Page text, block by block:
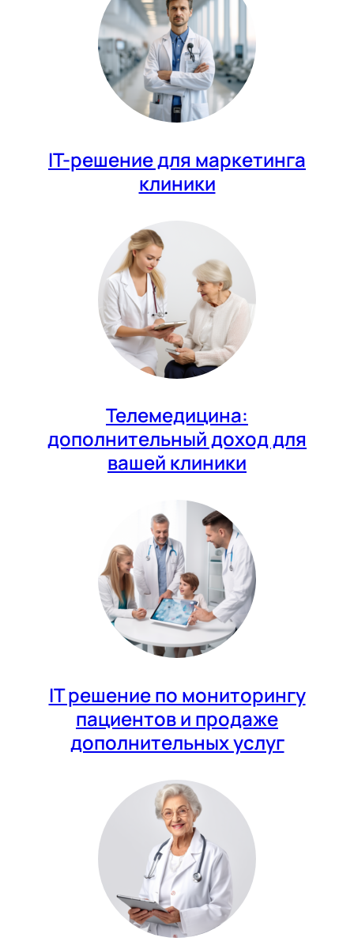
IT-решение для маркетинга
клиники
Телемедицина:
дополнительный доход для
вашей клиники
IT решение по мониторингу
пациентов и продаже
дополнительных услуг